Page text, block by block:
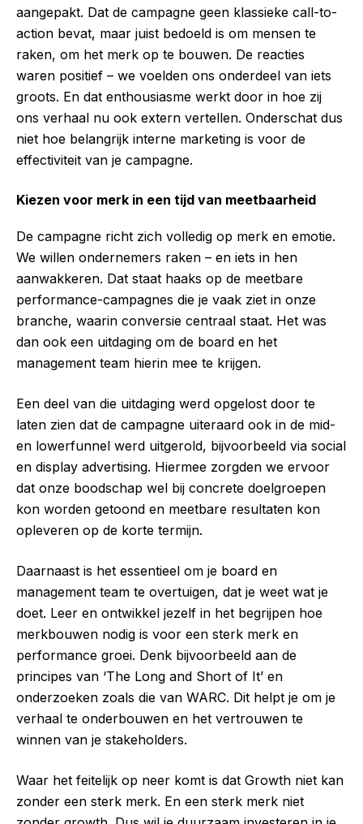
aangepakt. Dat de campagne geen klassieke call-to-
action bevat, maar juist bedoeld is om mensen te
raken, om het merk op te bouwen. De reacties
waren positief – we voelden ons onderdeel van iets
groots. En dat enthousiasme werkt door in hoe zij
ons verhaal nu ook extern vertellen. Onderschat dus
niet hoe belangrijk interne marketing is voor de
effectiviteit van je campagne.
Kiezen voor merk in een tijd van meetbaarheid
De campagne richt zich volledig op merk en emotie.
We willen ondernemers raken – en iets in hen
aanwakkeren. Dat staat haaks op de meetbare
performance-campagnes die je vaak ziet in onze
branche, waarin conversie centraal staat. Het was
dan ook een uitdaging om de board en het
management team hierin mee te krijgen.
Een deel van die uitdaging werd opgelost door te
laten zien dat de campagne uiteraard ook in de mid-
en lowerfunnel werd uitgerold, bijvoorbeeld via social
en display advertising. Hiermee zorgden we ervoor
dat onze boodschap wel bij concrete doelgroepen
kon worden getoond en meetbare resultaten kon
opleveren op de korte termijn.
Daarnaast is het essentieel om je board en
management team te overtuigen, dat je weet wat je
doet. Leer en ontwikkel jezelf in het begrijpen hoe
merkbouwen nodig is voor een sterk merk en
performance groei. Denk bijvoorbeeld aan de
principes van ‘The Long and Short of It’ en
onderzoeken zoals die van WARC. Dit helpt je om je
verhaal te onderbouwen en het vertrouwen te
winnen van je stakeholders.
Waar het feitelijk op neer komt is dat Growth niet kan
zonder een sterk merk. En een sterk merk niet